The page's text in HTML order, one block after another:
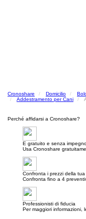
Cronoshare Domicilio
Addestramento per Cani
Perché affidarsi a Cronoshare?
E gratuito e senza
Usa Cronoshare
Confronta i prezzi della tua
Confronta fino a 4
Professionisti di fiducia
Per maggiori informazioni,